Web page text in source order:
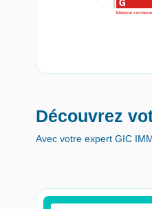
Découvrez
Avec votre expert GIC